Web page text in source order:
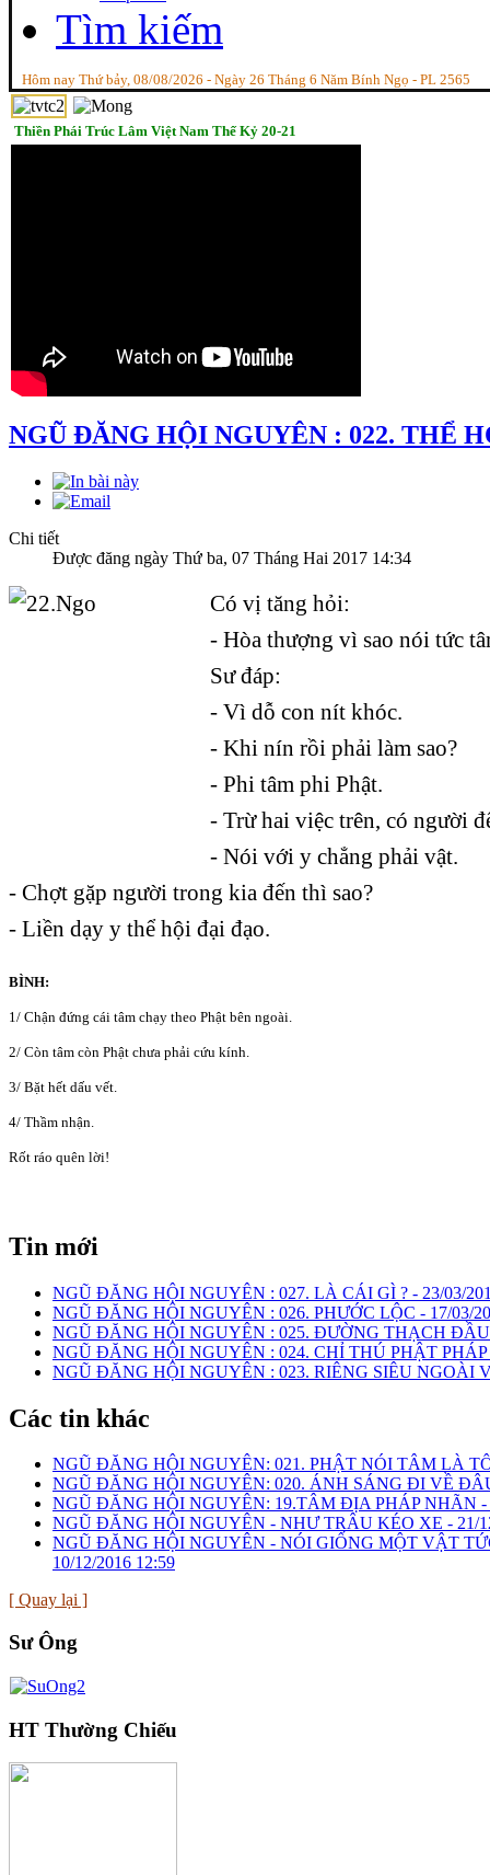
Tìm kiếm
Hôm nay Thứ bảy, 08/08/2026 - Ngày 26 Tháng 6 Năm Bính Ngọ - PL 2565
Thiền Phái Trúc Lâm Việt Nam Thế Kỷ 20-21
NGŨ ĐĂNG HỘI NGUYÊN : 022. THỂ
Chi tiết
Được đăng ngày Thứ ba, 07 Tháng Hai 2017 14:34
Có vị tăng hỏi:
- Hòa thượng vì sao nói tức
Sư đáp:
- Vì dỗ con nít khóc.
- Khi nín rồi phải làm sao?
- Phi tâm phi Phật.
- Trừ hai việc trên, có người
- Nói với y chẳng phải vật.
- Chợt gặp người trong kia đến thì sao?
- Liền dạy y thể hội đại đạo.
BÌNH:
1/ Chận đứng cái tâm chạy theo Phật bên ngoài.
2/ Còn tâm còn Phật chưa phải cứu kính.
3/ Bặt hết dấu vết.
4/ Thầm nhận.
Rốt ráo quên lời!
Tin mới
NGŨ ĐĂNG HỘI NGUYÊN : 027. LÀ CÁI GÌ ? - 23/03/
NGŨ ĐĂNG HỘI NGUYÊN : 026. PHƯỚC LỘC - 17/03/
NGŨ ĐĂNG HỘI NGUYÊN : 025. ĐƯỜNG THẠCH
NGŨ ĐĂNG HỘI NGUYÊN : 024. CHỈ THÚ PHẬT
NGŨ ĐĂNG HỘI NGUYÊN : 023. RIÊNG SIÊU NGOÀI
Các tin khác
NGŨ ĐĂNG HỘI NGUYÊN: 021. PHẬT NÓI TÂM LÀ
NGŨ ĐĂNG HỘI NGUYÊN: 020. ÁNH SÁNG ĐI VỀ
NGŨ ĐĂNG HỘI NGUYÊN: 19.TÂM ĐỊA PHÁP NHÃN -
NGŨ ĐĂNG HỘI NGUYÊN - NHƯ TRÂU KÉO XE - 21/
NGŨ ĐĂNG HỘI NGUYÊN - NÓI GIỐNG MỘT VẬT
10/12/2016 12:59
[ Quay lại ]
Sư Ông
HT Thường Chiếu